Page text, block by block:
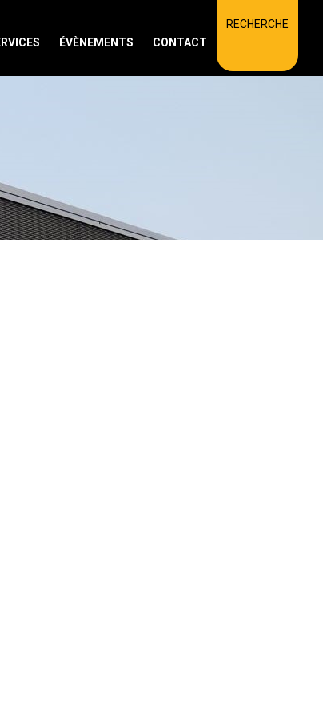
ÉVÈNEMENTS CONTACT
RECHERCHE